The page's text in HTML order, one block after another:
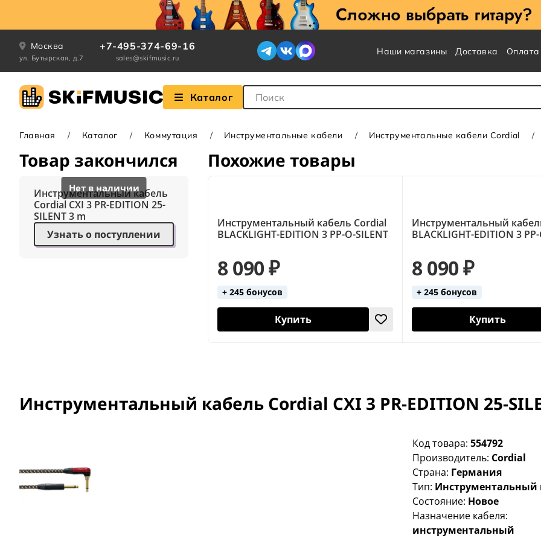
Москва
ул. Бутырская, д.7
+7-495-374-69-16
sales@skifmusic.ru
Наши магазины Доставка Оплата
Каталог Поле для Поиска
Главная Каталог Коммутация Инструментальные кабели Инструментальные кабели Cordial
Товар закончился
Инструментальный кабель
Cordial CXI 3 PR-EDITION 25-
SILENT 3 m
Узнать о поступлении
Похожие товары
Инструментальный кабель Cordial
BLACKLIGHT-EDITION 3 PP-O-SILENT
8 090 ₽
+ 245 бонусов
Купить
Инструментальный
BLACKLIGHT-EDITION 3
8 090 ₽
+ 245 бонусов
Купить
Инструментальный кабель Cordial CXI 3 PR-EDITION 25-
Код товара:554792
Производитель: Cordial
Страна: Германия
Тип: Инструментальный
Состояние: Новое
Назначение кабеля:
инструментальный